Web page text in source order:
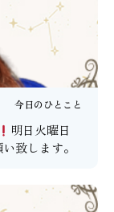
今日のひとこと
明日火曜日
致します。